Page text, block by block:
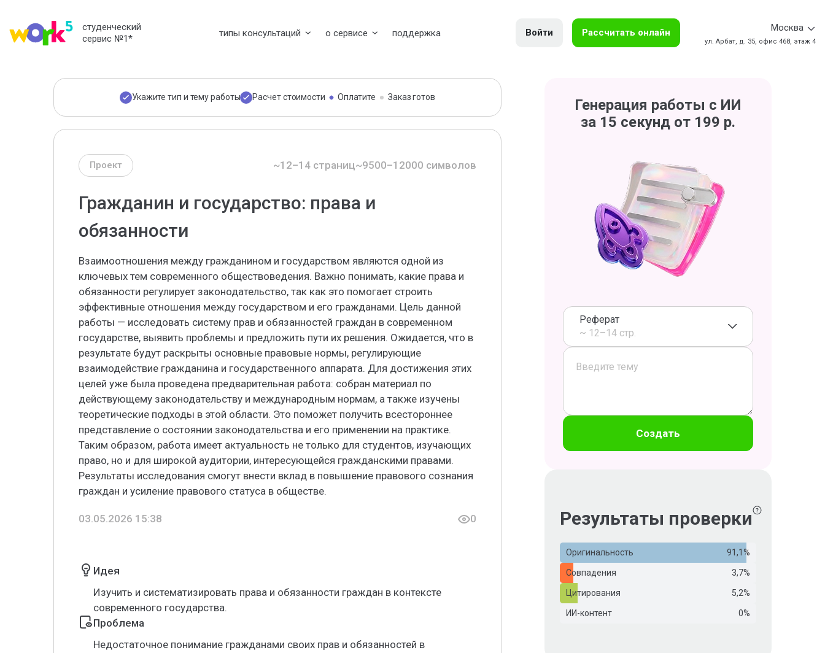
студенческий
сервис №1* типы консультаций о сервисе поддержка Войти Рассчитать онлайн Москва
ул. Арбат, д. 35, офис 468, этаж 4
Укажите тип и тему работы Расчет стоимости Оплатите Заказ готов
Проект ~12–14 страниц~9500–12000 символов
Гражданин и государство: права и
обязанности
Взаимоотношения между гражданином и государством являются одной из
ключевых тем современного обществоведения. Важно понимать, какие права и
обязанности регулирует законодательство, так как это помогает строить
эффективные отношения между государством и его гражданами. Цель данной
работы — исследовать систему прав и обязанностей граждан в современном
государстве, выявить проблемы и предложить пути их решения. Ожидается, что в
результате будут раскрыты основные правовые нормы, регулирующие
взаимодействие гражданина и государственного аппарата. Для достижения этих
целей уже была проведена предварительная работа: собран материал по
действующему законодательству и международным нормам, а также изучены
теоретические подходы в этой области. Это поможет получить всестороннее
представление о состоянии законодательства и его применении на практике.
Таким образом, работа имеет актуальность не только для студентов, изучающих
право, но и для широкой аудитории, интересующейся гражданскими правами.
Результаты исследования смогут внести вклад в повышение правового сознания
граждан и усиление правового статуса в обществе.
03.05.2026 15:38 0
Идея
Изучить и систематизировать права и обязанности граждан в контексте
современного государства.
Проблема
Недостаточное понимание гражданами своих прав и обязанностей в
Генерация работы с ИИ
за 15 секунд от 199 р.
Реферат
~ 12–14 стр.
Создать
Результаты проверки
Оригинальность 91,1%
Совпадения 3,7%
Цитирования 5,2%
ИИ-контент 0%